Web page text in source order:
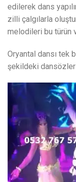
edilerek dans
zilli çalgılarla
melodileri bu türün
Oryantal dansı tek
şekildeki dansözler